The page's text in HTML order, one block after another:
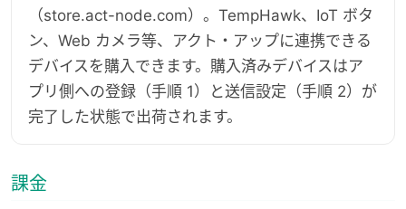
（store.act-node.com）。TempHawk、IoT ボタ
ン、Web カメラ等、アクト・アップに連携できる
デバイスを購入できます。購入済みデバイスはア
プリ側への登録（手順 1）と送信設定（手順 2）が
完了した状態で出荷されます。
課金